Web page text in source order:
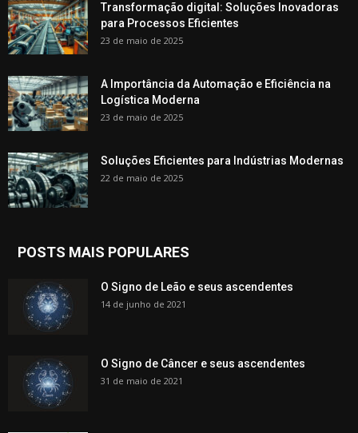
Transformação digital: Soluções Inovadoras
para Processos Eficientes
23 de maio de 2025
A Importância da Automação e Eficiência na
Logística Moderna
23 de maio de 2025
Soluções Eficientes para Indústrias Modernas
22 de maio de 2025
POSTS MAIS POPULARES
O Signo de Leão e seus ascendentes
14 de junho de 2021
O Signo de Câncer e seus ascendentes
31 de maio de 2021